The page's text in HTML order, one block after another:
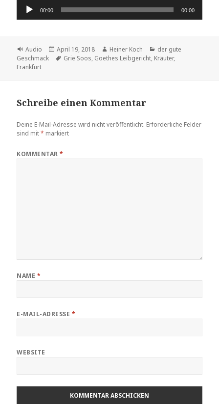
Audio-
Player
00:00 00:00
Format
Audio
Veröffentlicht
am
April 19, 2018 Autor
Heiner Koch Kategorien
der gute
Geschmack
Schlagwörter
Grie Soos, Goethes Leibgericht, Kräuter,
Frankfurt
Schreibe einen Kommentar
Deine E-Mail-Adresse wird nicht veröffentlicht. Erforderliche Felder
sind mit* markiert
KOMMENTAR*
NAME *
E-MAIL-ADRESSE *
WEBSITE